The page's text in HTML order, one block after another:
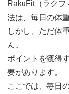
RakuFit（ラクフ
法は、毎日の体
しかし、ただ体
ん。
ポイントを獲得
要があります。
ここでは、毎日